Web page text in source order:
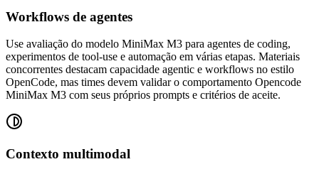
Workflows de agentes
Use avaliação do modelo MiniMax M3 para agentes de coding,
experimentos de tool-use e automação em várias etapas. Materiais
concorrentes destacam capacidade agentic e workflows no estilo
OpenCode, mas times devem validar o comportamento Opencode
MiniMax M3 com seus próprios prompts e critérios de aceite.
Contexto multimodal